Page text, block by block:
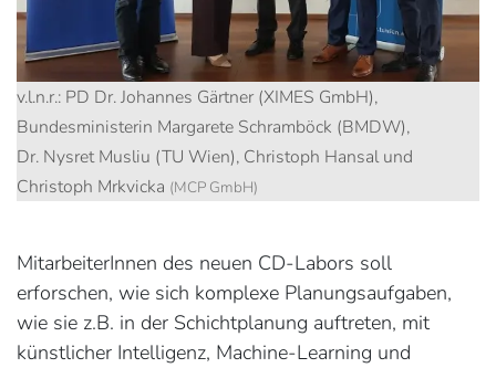
v.l.n.r.: PD Dr. Johannes Gärtner (XIMES GmbH),
Bundesministerin Margarete Schramböck (BMDW),
Dr. Nysret Musliu (TU Wien), Christoph Hansal und
Christoph Mrkvicka (MCP GmbH)
MitarbeiterInnen des neuen CD-Labors soll
erforschen, wie sich komplexe Planungsaufgaben,
wie sie z.B. in der Schichtplanung auftreten, mit
künstlicher Intelligenz, Machine-Learning und